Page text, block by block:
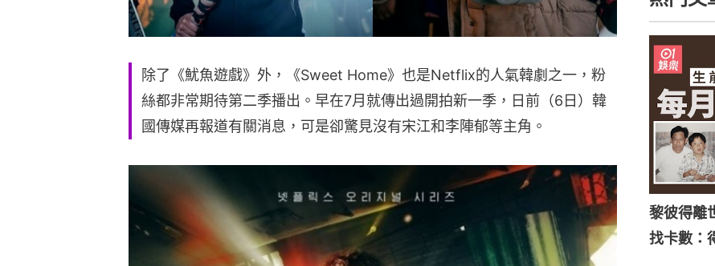
除了《魷魚遊戲》外，《Sweet Home》也是Netflix的人氣韓劇之一，粉
絲都非常期待第二季播出。早在7月就傳出過開拍新一季，日前（6日）韓
國傳媒再報道有關消息，可是卻驚見沒有宋江和李陣郁等主角。
黎彼得離
找卡數：